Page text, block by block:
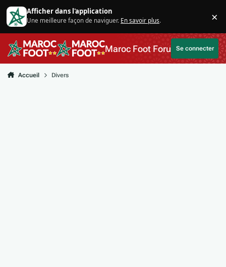
Aller au contenu
Afficher dans l'application
Une meilleure façon de naviguer. En savoir plus. ×
Maroc Foot ForumSe connecter
Accueil Divers